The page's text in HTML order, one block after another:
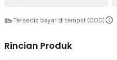
Tersedia bayar di tempat (COD)
Rincian Produk